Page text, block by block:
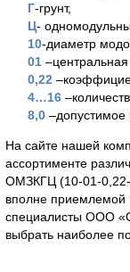
Г-грунт,
Ц-
10-диаметр
01
0,22
4…16
8,0 –допустимое
На сайте нашей
ассортименте
ОМЗКГЦ (10-01-
вполне приемлемой
специалисты ООО
выбрать наиболее